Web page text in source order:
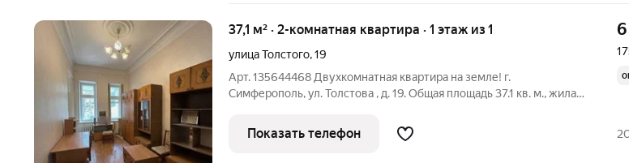
37,1 м² · 2-комнатная квартира · 1 этаж из 1
улица Толстого,19
Арт. 135644468 Двухкомнатная квартира на земле! г.
Симферополь, ул. Толстова , д. 19. Общая площадь 37.1 кв. м., жилая
(16.5 кв. м., 9.8 кв. м.). Санузел совмещенный. Терраса - 16.4
Показать телефон